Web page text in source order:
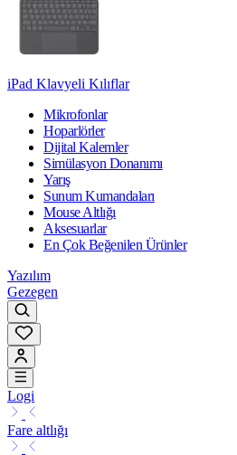
iPad Klavyeli Kılıflar
Mikrofonlar
Hoparlörler
Dijital Kalemler
Simülasyon Donanımı
Yarış
Sunum Kumandaları
Mouse Altlığı
Aksesuarlar
En Çok Beğenilen Ürünler
Yazılım
Gezegen
Logi
Fare altlığı